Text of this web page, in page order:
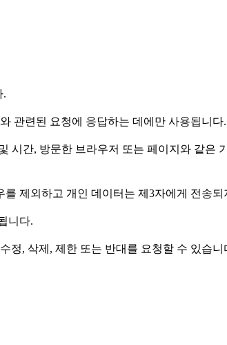
.
관련된 요청에 응답하는 데에만 사용됩니다.
시간, 방문한 브라우저 또는 페이지와 같은
제외하고 개인 데이터는 제3자에게 전송되
니다.
정, 삭제, 제한 또는 반대를 요청할 수 있습니